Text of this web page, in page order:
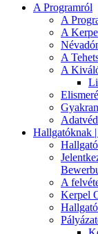
A Programról
A
A
A
A
Hallgatóknak
A
Kerpel